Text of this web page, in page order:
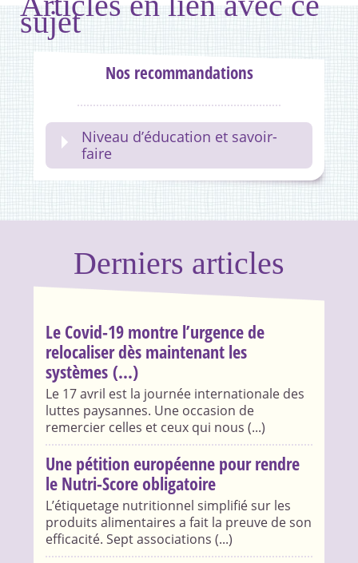
sujet
Nos recommandations
Niveau d’éducation et savoir-
faire
Derniers articles
Le Covid-19 montre l’urgence de
relocaliser dès maintenant les
systèmes (...)
Le 17 avril est la journée internationale des
luttes paysannes. Une occasion de
remercier celles et ceux qui nous (...)
Une pétition européenne pour rendre
le Nutri-Score obligatoire
L’étiquetage nutritionnel simplifié sur les
produits alimentaires a fait la preuve de son
efficacité. Sept associations (...)